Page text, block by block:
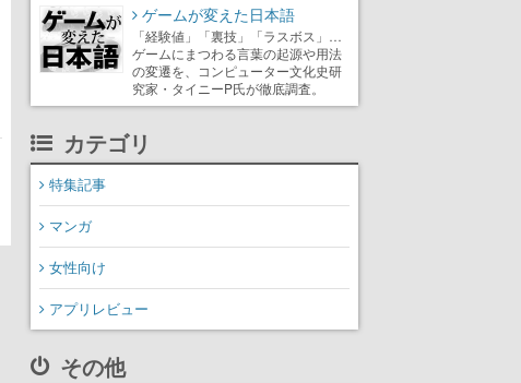
ゲームが変えた日本語
「経験値」「裏技」「ラスボス」…
ゲームにまつわる言葉の起源や用法
の変遷を、コンピューター文化史研
究家・タイニーP氏が徹底調査。
カテゴリ
特集記事
マンガ
女性向け
アプリレビュー
その他